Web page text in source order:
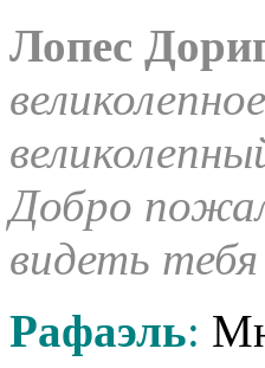
Лопес
Добро
видеть
Рафаэль: